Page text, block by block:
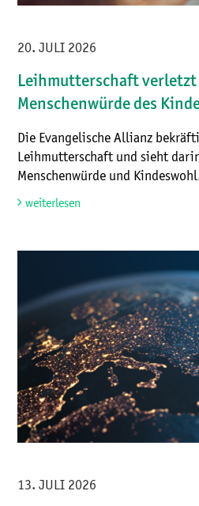
20. JULI 2026
Leihmutterschaft verletzt
Menschenwürde des
Die Evangelische Allianz
Leihmutterschaft und sieht
Menschenwürde und
weiterlesen
13. JULI 2026